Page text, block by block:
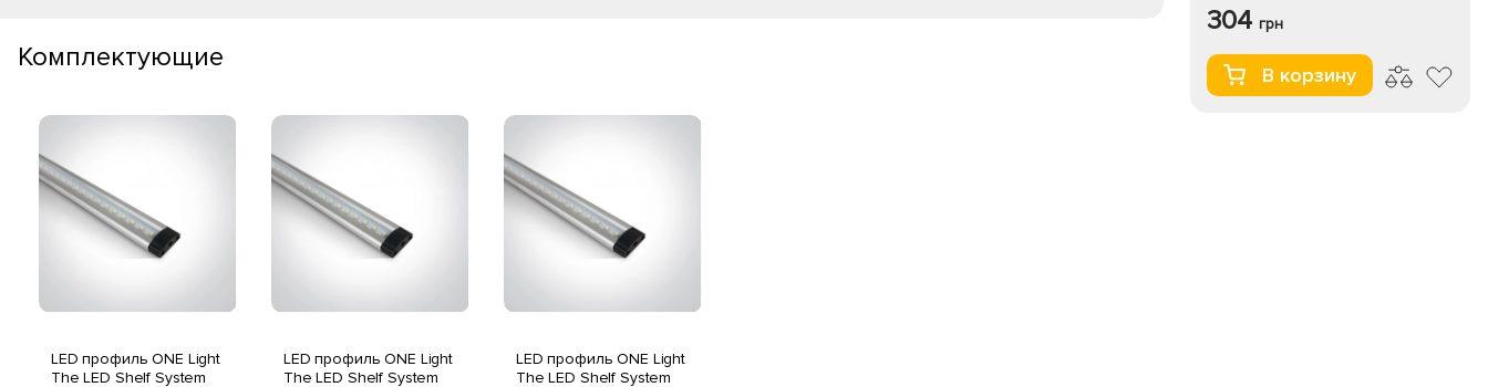
Комплектующие
LED профиль ONE Light
The LED Shelf System
LED профиль ONE Light
The LED Shelf System
LED профиль ONE Light
The LED Shelf System
304 грн
В корзину